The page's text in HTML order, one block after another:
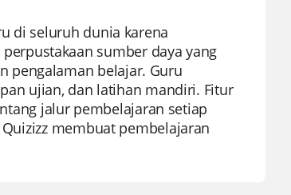
di seluruh dunia karena
sumber daya yang
pengalaman belajar. Guru
ujian, dan latihan mandiri. Fitur
jalur pembelajaran setiap
membuat pembelajaran